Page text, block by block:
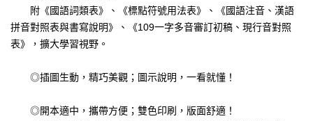
附《國語詞類表》、《標點符號用法表》、《國語注音、漢語
拼音對照表與書寫說明》、《109一字多音審訂初稿、現行音對照
表》，擴大學習視野。
◎插圖生動，精巧美觀；圖示說明，一看就懂！
◎開本適中，攜帶方便；雙色印刷，版面舒適！